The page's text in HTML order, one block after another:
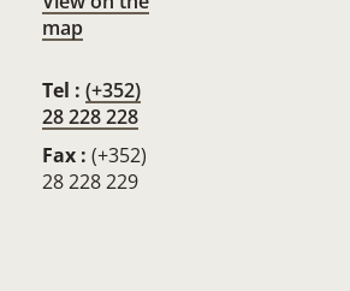
map
Tel : (+352)
28 228 228
Fax : (+352)
28 228 229